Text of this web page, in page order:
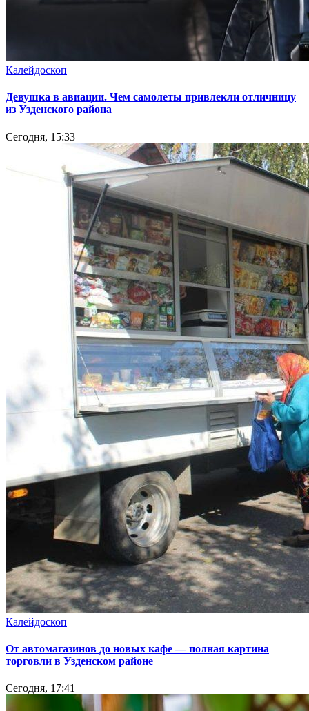
Калейдоскоп
Девушка в авиации. Чем самолеты привлекли отличницу
из Узденского района
Сегодня, 15:33
Калейдоскоп
От автомагазинов до новых кафе — полная картина
торговли в Узденском районе
Сегодня, 17:41